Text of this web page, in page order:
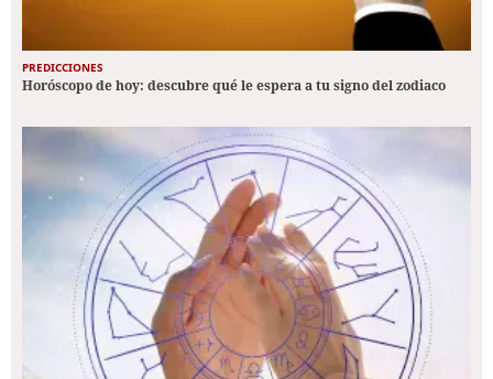
PREDICCIONES
Horóscopo de hoy: descubre qué le espera a tu signo del zodiaco